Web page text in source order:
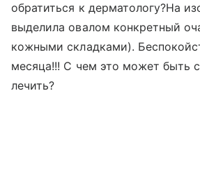
обратиться к дерматологу?На
выделила овалом конкретный
кожными складками).
месяца!!! С чем это может быть
лечить?